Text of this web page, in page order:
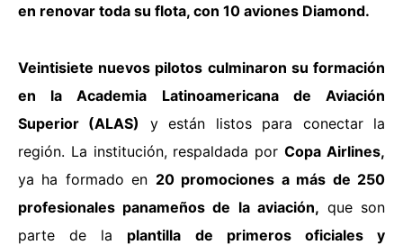
en renovar toda su flota, con 10 aviones Diamond.
Veintisiete nuevos pilotos culminaron su formación
en la Academia Latinoamericana de Aviación
Superior (ALAS)
y están listos para conectar la
región. La institución, respaldada porCopa Airlines,
ya ha formado en 20 promociones a más de 250
profesionales panameños de la aviación, que son
parte de la plantilla de primeros oficiales y